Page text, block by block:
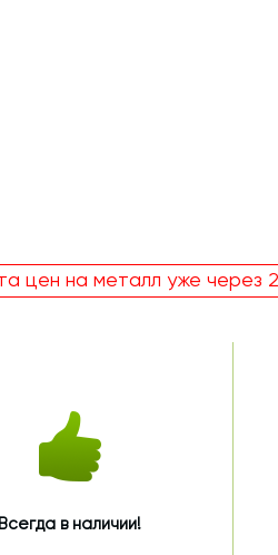
цен на металл уже через
Всегда в наличии!